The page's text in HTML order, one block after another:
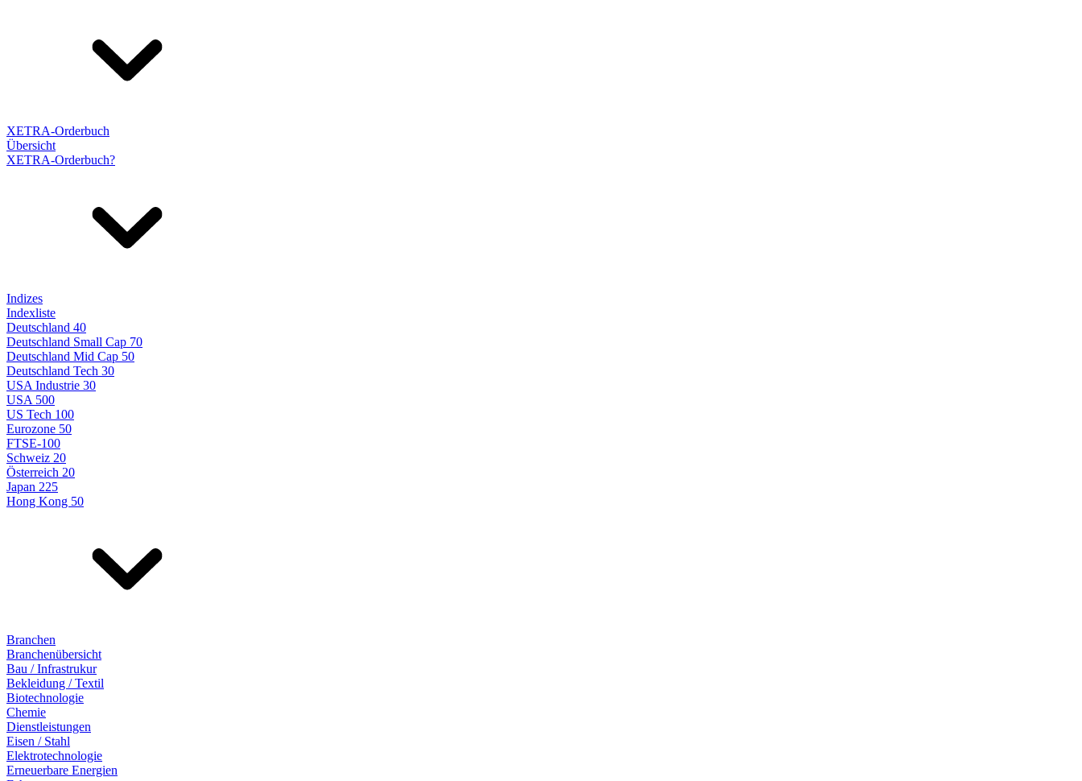
XETRA-Orderbuch
Übersicht
XETRA-Orderbuch?
Indizes
Indexliste
Deutschland 40
Deutschland Small Cap 70
Deutschland Mid Cap 50
Deutschland Tech 30
USA Industrie 30
USA 500
US Tech 100
Eurozone 50
FTSE-100
Schweiz 20
Österreich 20
Japan 225
Hong Kong 50
Branchen
Branchenübersicht
Bau / Infrastrukur
Bekleidung / Textil
Biotechnologie
Chemie
Dienstleistungen
Eisen / Stahl
Elektrotechnologie
Erneuerbare Energien